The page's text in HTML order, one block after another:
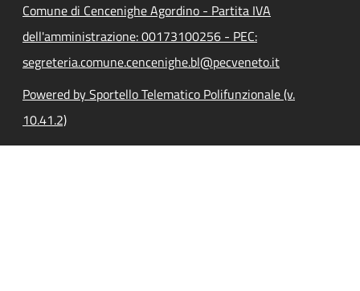
Comune di Cencenighe Agordino - Partita IVA
dell'amministrazione: 00173100256 - PEC:
segreteria.comune.cencenighe.bl@pecveneto.it
Powered by Sportello Telematico Polifunzionale (v.
10.41.2)